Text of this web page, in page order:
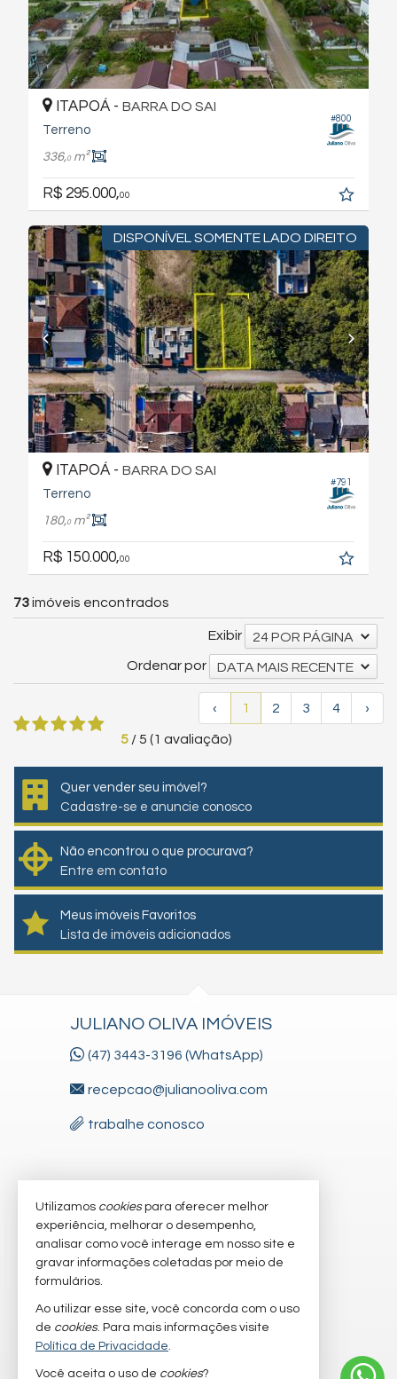
#800
ITAPOÁ - BARRA DO SAI
Terreno
336,0m²
R$ 295.000,00
DISPONÍVEL SOMENTE LADO DIREITO
#791
ITAPOÁ - BARRA DO SAI
Terreno
180,0m²
R$ 150.000,00
73imóveis encontrados
Exibir
24 POR PÁGINA
Ordenar por
DATA MAIS RECENTE
‹ 1 2 3 4 ›
5 /5 (1 avaliação)
Quer vender seu imóvel?
Cadastre-se e anuncie conosco
Não encontrou o que procurava?
Entre em contato
Meus imóveis Favoritos
Lista de imóveis adicionados
JULIANO OLIVA IMÓVEIS
(47) 3443-3196 (WhatsApp)
recepcao@julianooliva.com
trabalhe conosco
VEJA MAIS
receba nosso newsletter
cadastre seu imóvel
imóveis favoritos
Utilizamos cookiespara oferecer melhor
experiência, melhorar o desempenho,
analisar como você interage em nosso site e
gravar informações coletadas por meio de
formulários.
Ao utilizar esse site, você concorda com o uso
de cookies. Para mais informações visite
Política de Privacidade.
Você aceita o uso de cookies?